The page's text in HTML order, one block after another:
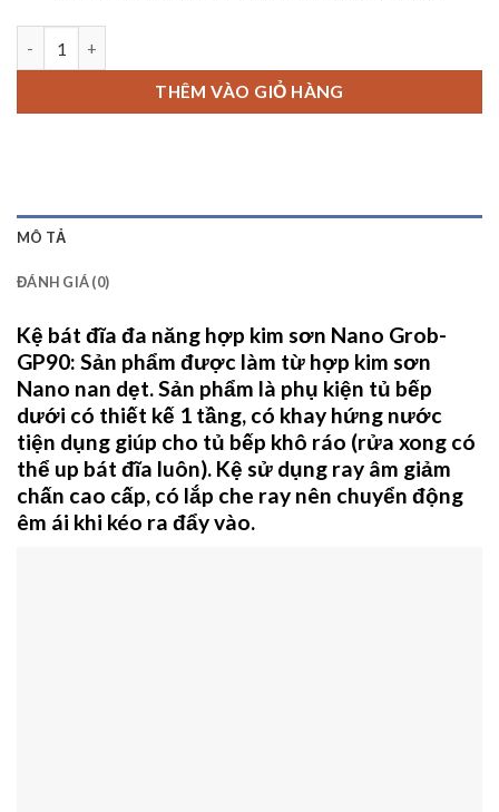
THÊM VÀO GIỎ HÀNG
MÔ TẢ
ĐÁNH GIÁ (0)
Kệ bát đĩa đa năng hợp kim sơn Nano Grob-
GP90: Sản phẩm được làm từ hợp kim sơn
Nano nan dẹt. Sản phẩm là phụ kiện tủ bếp
dưới có thiết kế 1 tầng, có khay hứng nước
tiện dụng giúp cho tủ bếp khô ráo (rửa xong có
thể up bát đĩa luôn). Kệ sử dụng ray âm giảm
chấn cao cấp, có lắp che ray nên chuyển động
êm ái khi kéo ra đẩy vào.